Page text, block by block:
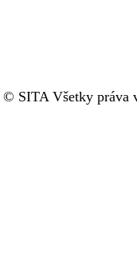
© SITA Všetky práva